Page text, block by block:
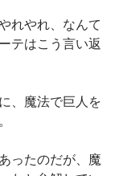
れやれ、なんて
テはこう言い返
、魔法で巨人を
ったのだが、魔